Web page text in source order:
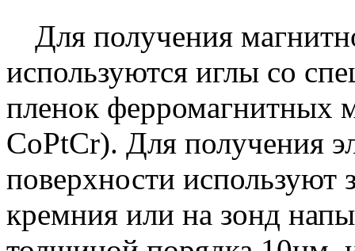
Для получения
используются иглы со
пленок ферромагнитных
CoPtCr). Для получения
поверхности используют
кремния или на зонд